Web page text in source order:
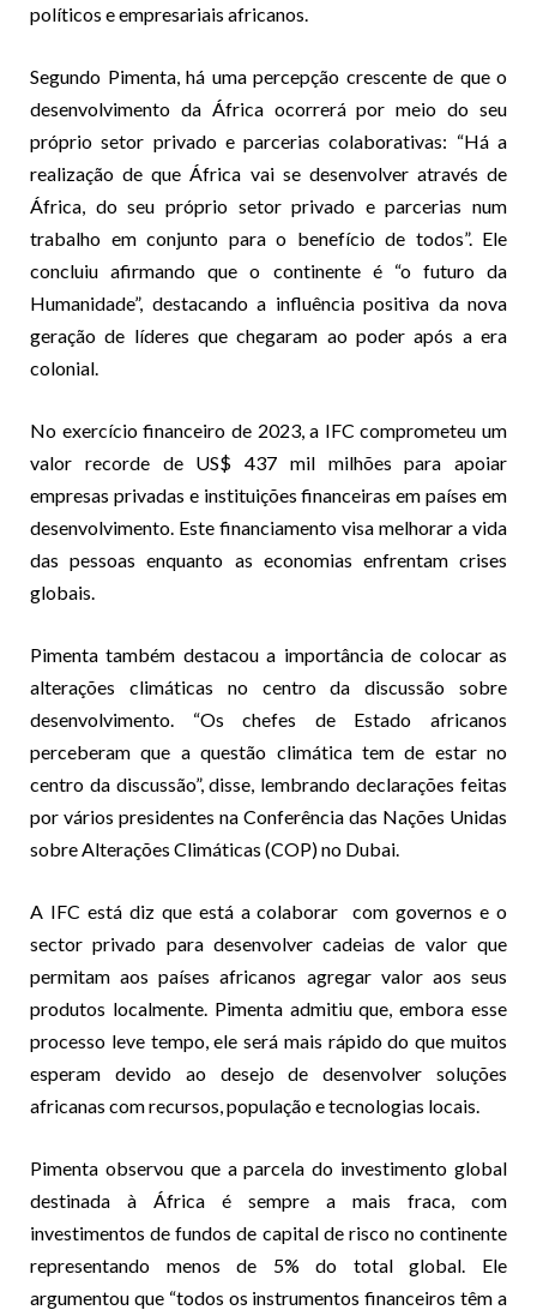
políticos e empresariais africanos.
Segundo Pimenta, há uma percepção crescente de que o
desenvolvimento da África ocorrerá por meio do seu
próprio setor privado e parcerias colaborativas: “Há a
realização de que África vai se desenvolver através de
África, do seu próprio setor privado e parcerias num
trabalho em conjunto para o benefício de todos”. Ele
concluiu afirmando que o continente é “o futuro da
Humanidade”, destacando a influência positiva da nova
geração de líderes que chegaram ao poder após a era
colonial.
No exercício financeiro de 2023, a IFC comprometeu um
valor recorde de US$ 437 mil milhões para apoiar
empresas privadas e instituições financeiras em países em
desenvolvimento. Este financiamento visa melhorar a vida
das pessoas enquanto as economias enfrentam crises
globais.
Pimenta também destacou a importância de colocar as
alterações climáticas no centro da discussão sobre
desenvolvimento. “Os chefes de Estado africanos
perceberam que a questão climática tem de estar no
centro da discussão”, disse, lembrando declarações feitas
por vários presidentes na Conferência das Nações Unidas
sobre Alterações Climáticas (COP) no Dubai.
A IFC está diz que está a colaborar com governos e o
sector privado para desenvolver cadeias de valor que
permitam aos países africanos agregar valor aos seus
produtos localmente. Pimenta admitiu que, embora esse
processo leve tempo, ele será mais rápido do que muitos
esperam devido ao desejo de desenvolver soluções
africanas com recursos, população e tecnologias locais.
Pimenta observou que a parcela do investimento global
destinada à África é sempre a mais fraca, com
investimentos de fundos de capital de risco no continente
representando menos de 5% do total global. Ele
argumentou que “todos os instrumentos financeiros têm a